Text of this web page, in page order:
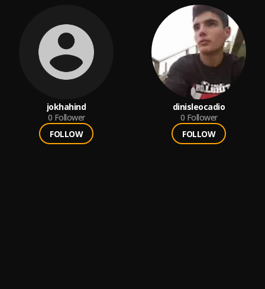
jokhahind
0 Follower
FOLLOW
dinisleocadio
0 Follower
FOLLOW